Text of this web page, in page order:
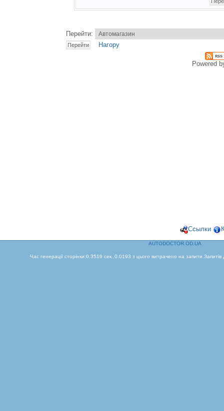
Перейти:
Нагору
Powered
Ссылки
AUTODOCTOR.OD.UA
Час генерації сторінки:0.3519 сек.,0.0193 з цього витрачено на